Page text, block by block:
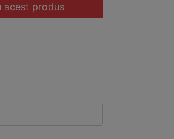
produs